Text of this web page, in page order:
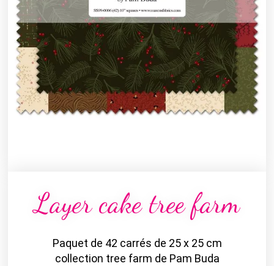
Layer cake tree farm
Paquet de 42 carrés de 25 x 25 cm
collection tree farm de Pam Buda